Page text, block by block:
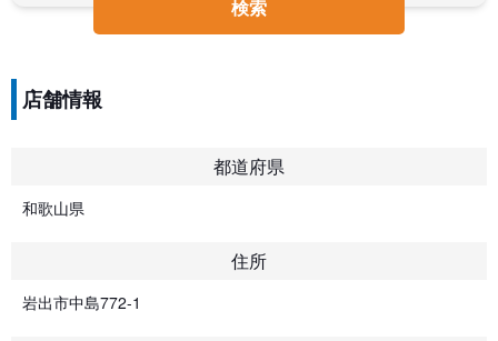
検索
店舗情報
都道府県
和歌山県
住所
岩出市中島772-1